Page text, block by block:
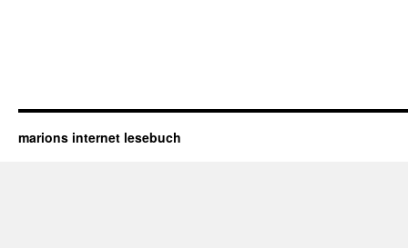
marions internet lesebuch